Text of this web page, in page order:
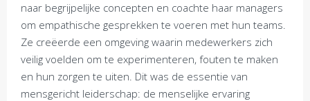
naar begrijpelijke concepten en coachte haar managers
om empathische gesprekken te voeren met hun teams.
Ze creëerde een omgeving waarin medewerkers zich
veilig voelden om te experimenteren, fouten te maken
en hun zorgen te uiten. Dit was de essentie van
mensgericht leiderschap: de menselijke ervaring